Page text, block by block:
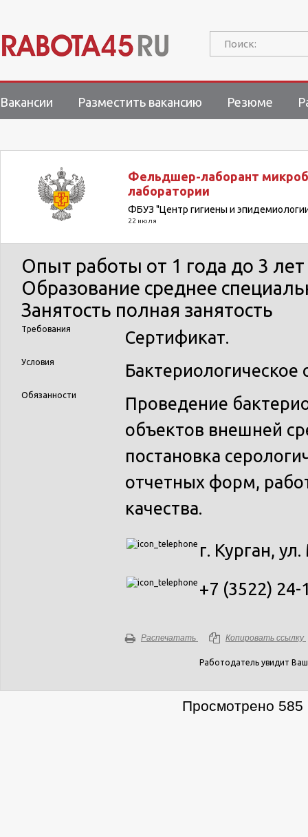
Поиск:
Вакансии Разместить вакансию Резюме
Фельдшер-лаборант
лаборатории
ФБУЗ "Центр гигиены и
22 июля
Опыт работы от 1 года до 3 лет
Образование среднее
Занятость полная занятость
Требования Сертификат.
Условия Бактериологическое
Обязанности
Проведение
объектов внешней
постановка
отчетных форм,
качества.
г. Курган,
+7 (3522)
Распечатать Копировать ссылку
Работодатель увидит
Просмотрено 585